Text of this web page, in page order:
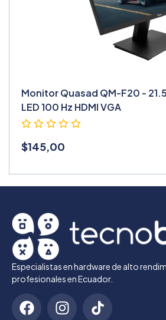
Monitor Quasad QM-F20 -
LED 100 Hz HDMI VGA
$145,00
Especialistas en hardware de alto
profesionales en Ecuador.